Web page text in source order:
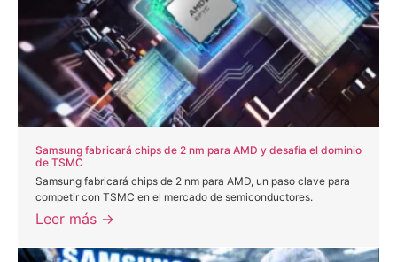
Samsung fabricará chips de 2 nm para AMD y desafía el dominio
de TSMC
Samsung fabricará chips de 2 nm para AMD, un paso clave para
competir con TSMC en el mercado de semiconductores.
Leer más →